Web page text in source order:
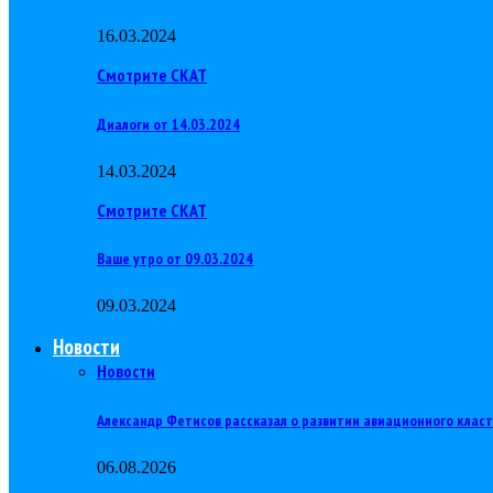
16.03.2024
Смотрите СКАТ
Диалоги от 14.03.2024
14.03.2024
Смотрите СКАТ
Ваше утро от 09.03.2024
09.03.2024
Новости
Новости
Александр Фетисов рассказал о развитии авиационного
06.08.2026